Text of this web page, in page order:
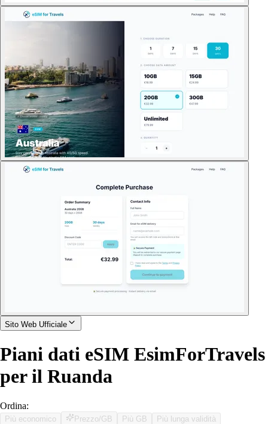
Sito Web Ufficiale
Piani dati eSIM EsimForTravels
per il Ruanda
Ordina:
Più economico Prezzo/GB Più GB Più lunga validità